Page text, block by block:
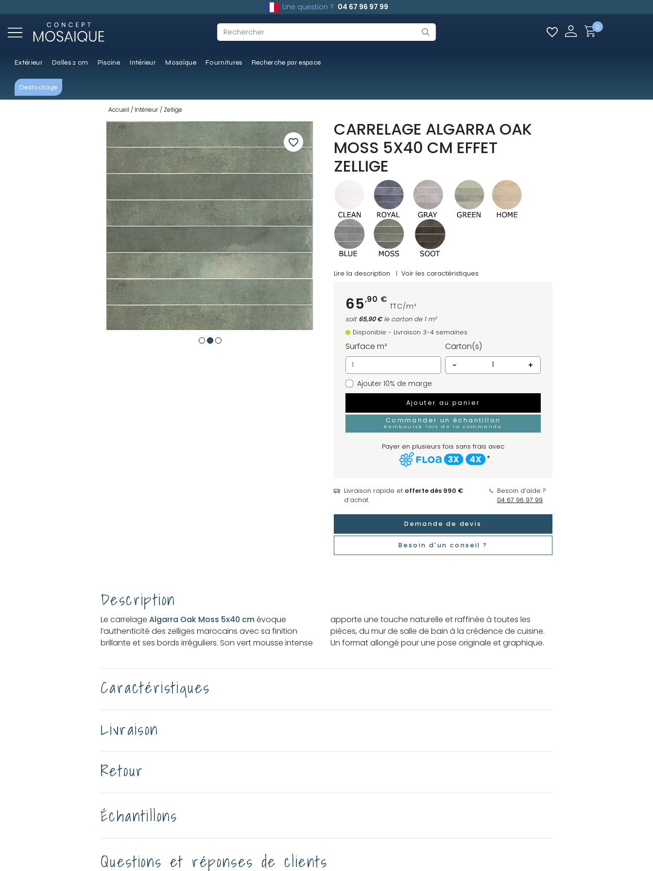
Une question ? 04 67 96 97 99
Extérieur Dalles 2 cm Piscine Intérieur Mosaïque Fournitures Recherche par espace
Destockage
0
Accueil Intérieur Zellige
favorite_border
CARRELAGE ALGARRA OAK
MOSS 5X40 CM EFFET
ZELLIGE
Lire la description | Voir les caractéristiques
65,90 €
TTC/m²
soit 65,90 €le carton de 1 m²
Disponible - Livraison 3-4 semaines
Surface m²
Carton(s)
-
+
Ajouter 10% de marge
Ajouter au panier
Commander un échantillon
Remboursé lors de la commande
Payer en plusieurs fois sans frais avec
*
Livraison rapide et offerte dès 990 €
d’achat.
Besoin d’aide ?
04 67 96 97 99
Demande de devis
Besoin d'un conseil ?
Description
Le carrelage Algarra Oak Moss 5x40 cmévoque
l’authenticité des zelliges marocains avec sa finition
brillante et ses bords irréguliers. Son vert mousse intense
apporte une touche naturelle et raffinée à toutes les
pièces, du mur de salle de bain à la crédence de cuisine.
Un format allongé pour une pose originale et graphique.
Caractéristiques
Livraison
Retour
Échantillons
Questions et réponses de clients